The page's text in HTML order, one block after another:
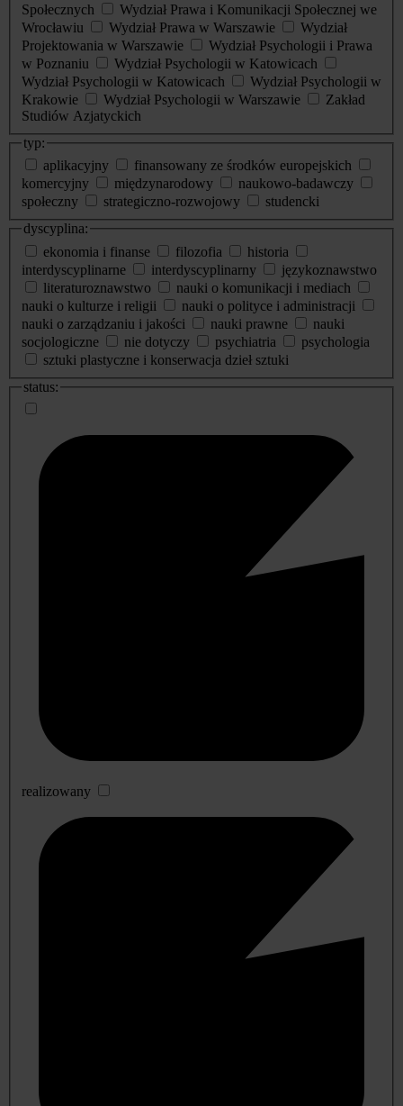
Społecznych
Wydział Prawa i Komunikacji Społecznej we
Wrocławiu
Wydział Prawa w Warszawie
Wydział
Projektowania w Warszawie
Wydział Psychologii i Prawa
w Poznaniu
Wydział Psychologii w Katowicach
Wydział Psychologii w Katowicach
Wydział Psychologii w
Krakowie
Wydział Psychologii w Warszawie
Zakład
Studiów Azjatyckich
typ:
aplikacyjny
finansowany ze środków europejskich
komercyjny
międzynarodowy
naukowo-badawczy
społeczny
strategiczno-rozwojowy
studencki
dyscyplina:
ekonomia i finanse
filozofia
historia
interdyscyplinarne
interdyscyplinarny
językoznawstwo
literaturoznawstwo
nauki o komunikacji i mediach
nauki o kulturze i religii
nauki o polityce i administracji
nauki o zarządzaniu i jakości
nauki prawne
nauki
socjologiczne
nie dotyczy psychiatria
psychologia
sztuki plastyczne i konserwacja dzieł sztuki
status:
realizowany